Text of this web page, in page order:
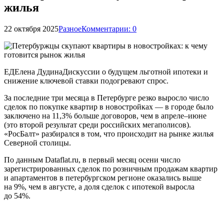
жилья
22 октября 2025РазноеКомментарии: 0
ЕДЕлена ДудинаДискуссии о будущем льготной ипотеки и
снижение ключевой ставки подогревают спрос.
За последние три месяца в Петербурге резко выросло число
сделок по покупке квартир в новостройках — в городе было
заключено на 11,3% больше договоров, чем в апреле–июне
(это второй результат среди российских мегаполисов).
«РосБалт» разбирался в том, что происходит на рынке жилья
Северной столицы.
По данным Dataflat.ru, в первый месяц осени число
зарегистрированных сделок по розничным продажам квартир
и апартаментов в петербургском регионе оказались выше
на 9%, чем в августе, а доля сделок с ипотекой выросла
до 54%.